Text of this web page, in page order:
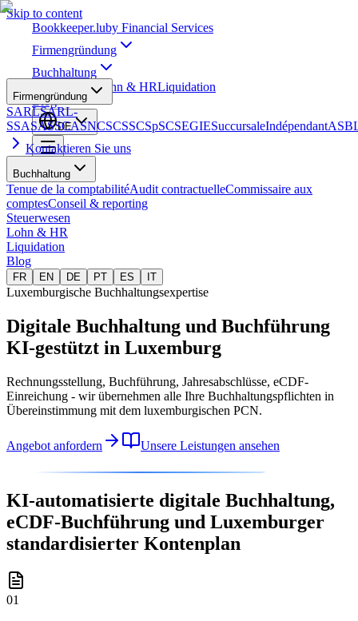
Skip to content
Bookkeeper.luby Financial Services
Firmengründung
Buchhaltung
Steuerwesen Lohn & HRLiquidation
Blog
DE
Firmengründung
SARLSARL-
SSASASSCASNCSCSSCSpSCSEGIESuccursaleIndépendant
Kontaktieren Sie uns
Buchhaltung
Tenue de la comptabilitéAudit contractuelleCommissaire aux
comptesConseil & reporting
Steuerwesen
Lohn & HR
Liquidation
Blog
FR EN DE PT ES IT
Luxemburgische Buchhaltungsexpertise
Digitale Buchhaltung und Buchführung
KI-gestützt in Luxemburg
Rechnungsstellung, Buchführung, Jahresabschlüsse, eCDF-
Einreichung - wir übernehmen alle Ihre Buchhaltungspflichten in
Übereinstimmung mit dem luxemburgischen PCN.
Angebot anfordern Unsere Leistungen ansehen
KI-automatisierte digitale Buchhaltung,
eCDF-Buchführung und Luxemburger
standardisierter Kontenplan
01